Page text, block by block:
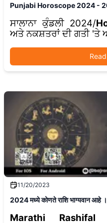
Punjabi Horoscope 2024 -
ਸਾਲਾਨਾ ਕੁੰਡਲੀ 2024/
ਅਤੇ ਨਕਸ਼ਤਰਾਂ ਦੀ ਗਤੀ 'ਤੇ
11/20/2023
2024 मध्ये कोणते राशि भाग्यवान
Marathi Rashifal